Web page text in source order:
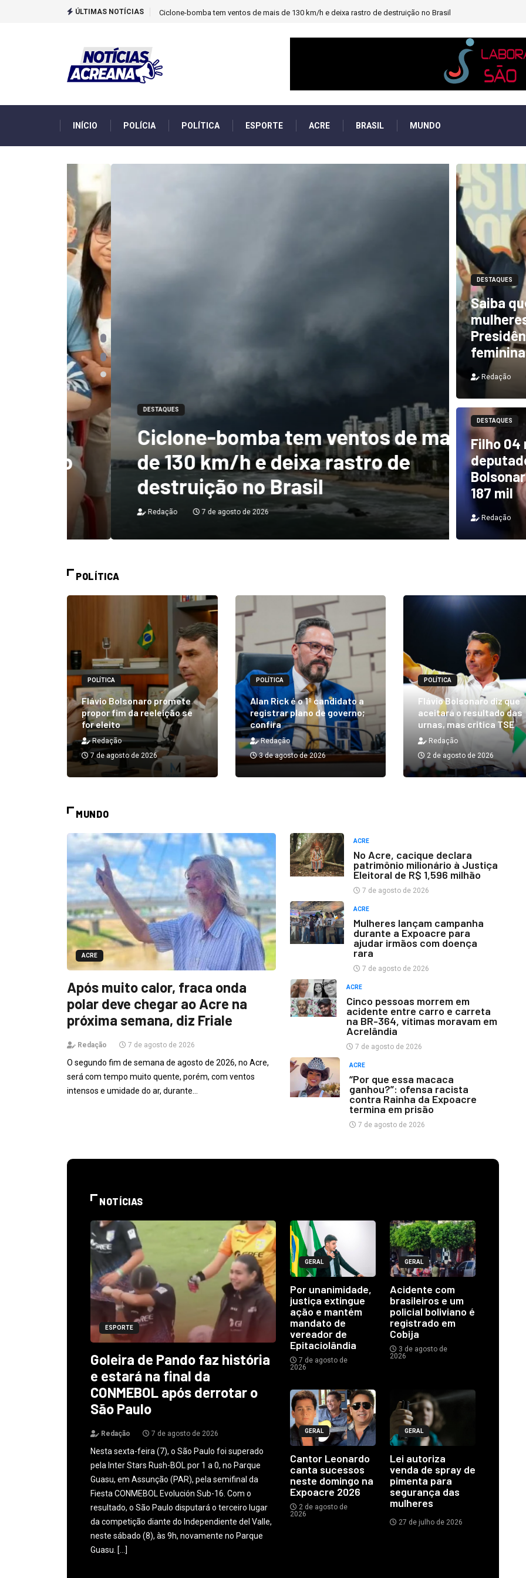
ÚLTIMAS NOTÍCIAS TCU identificou desvios de dinheiro e PF investigará emendas Pix
INÍCIO POLÍCIA POLÍTICA ESPORTE ACRE BRASIL MUNDO
DESTAQUES
Ciclone-bomba tem ventos de mais
de 130 km/h e deixa rastro de
destruição no Brasil
7 de agosto de 2026
TCU
e PF
DESTAQUES
Saiba
Redação
DESTAQUES
Filho 04
187 mil
Redação
POLÍTICA
POLÍTICA
Flávio Bolsonaro promete
propor fim da reeleição se
for eleito
Redação
7 de agosto de 2026
POLÍTICA
Alan Rick é o 1º candidato a
registrar plano de governo;
confira
Redação
3 de agosto de 2026
POLÍTICA
Flávio Bolsonaro diz que
aceitará o resultado das
urnas, mas critica TSE
Redação
2 de agosto de 2026
MUNDO
ACRE
Após muito calor, fraca onda
polar deve chegar ao Acre na
próxima semana, diz Friale
Redação 7 de agosto de 2026
O segundo fim de semana de agosto de 2026, no Acre,
será com tempo muito quente, porém, com ventos
intensos e umidade do ar, durante…
ACRE
No Acre, cacique declara
patrimônio milionário à Justiça
Eleitoral de R$ 1,596 milhão
7 de agosto de 2026
ACRE
Mulheres lançam campanha
durante a Expoacre para
ajudar irmãos com doença
rara
7 de agosto de 2026
ACRE
Cinco pessoas morrem em
acidente entre carro e carreta
na BR-364, vítimas moravam em
Acrelândia
7 de agosto de 2026
ACRE
“Por que essa macaca
ganhou?”: ofensa racista
contra Rainha da Expoacre
termina em prisão
7 de agosto de 2026
NOTÍCIAS
ESPORTE
Goleira de Pando faz história
e estará na final da
CONMEBOL após derrotar o
São Paulo
Redação 7 de agosto de 2026
Nesta sexta-feira (7), o São Paulo foi superado
pela Inter Stars Rush-BOL por 1 a 0, no Parque
Guasu, em Assunção (PAR), pela semifinal da
Fiesta CONMEBOL Evolución Sub-16. Com o
resultado, o São Paulo disputará o terceiro lugar
da competição diante do Independiente del Valle,
neste sábado (8), às 9h, novamente no Parque
Guasu. […]
GERAL
Por unanimidade,
justiça extingue
ação e mantém
mandato de
vereador de
Epitaciolândia
7 de agosto de
2026
GERAL
Acidente com
brasileiros e um
policial boliviano é
registrado em
Cobija
3 de agosto de
2026
GERAL
Cantor Leonardo
canta sucessos
neste domingo na
Expoacre 2026
2 de agosto de
2026
GERAL
Lei autoriza
venda de spray de
pimenta para
segurança das
mulheres
27 de julho de 2026